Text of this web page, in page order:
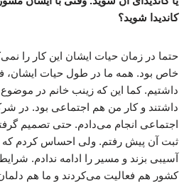
کاندیدا شوید؟
حتما در زمان حیات ایشان این کار را
خاص بود. همه ما در طول حیات ایشان،
داشتیم. کما این که زینب خانم در موضوع
داشتند و کار من هم اجتماعی بود. در
اجتماعی انجام می‌دادم. حتی تصمیم
ثبت آن پیش رفتم. ولی احساس کردم
آسیبی بزند و مسیر را ادامه ندادم.
کشور هم فعالیت می‌کردند و ما هم